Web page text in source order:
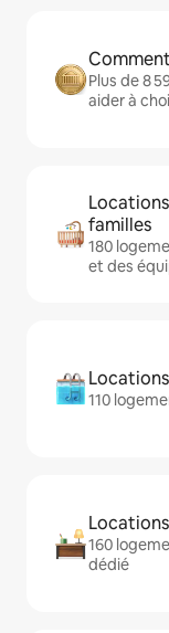
Plus de 8
aider à
familles
180
et des
110
160
dédié